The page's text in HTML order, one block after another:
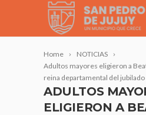
Home
NOTICIAS
Adultos mayores eligieron a
reina departamental del jubilado
ADULTOS
ELIGIERON A